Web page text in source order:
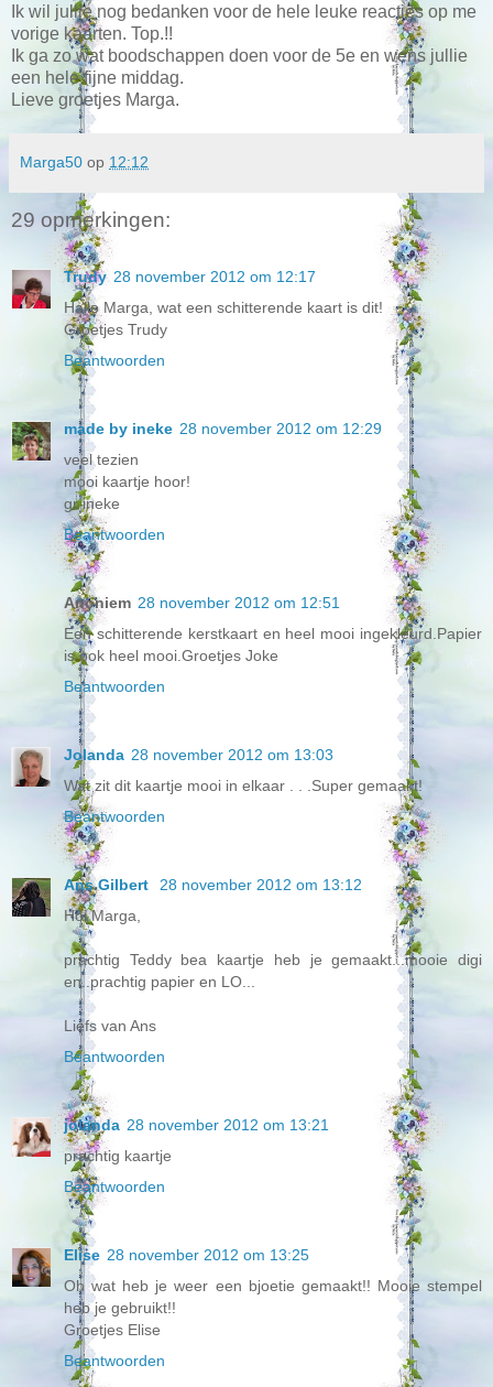
Ik wil jullie nog bedanken voor de hele leuke reacties op me
vorige kaarten. Top.!!
Ik ga zo wat boodschappen doen voor de 5e en wens jullie
een hele fijne middag.
Lieve groetjes Marga.
Marga50 op 12:12
29 opmerkingen:
Trudy 28 november 2012 om 12:17
Hallo Marga, wat een schitterende kaart is dit!
Groetjes Trudy
Beantwoorden
made by ineke 28 november 2012 om 12:29
veel tezien
mooi kaartje hoor!
gr ineke
Beantwoorden
Anoniem 28 november 2012 om 12:51
Een schitterende kerstkaart en heel mooi ingekleurd.Papier
is ook heel mooi.Groetjes Joke
Beantwoorden
Jolanda 28 november 2012 om 13:03
Wat zit dit kaartje mooi in elkaar . . .Super gemaakt!
Beantwoorden
Ans Gilbert
28 november 2012 om 13:12
Hoi Marga,
prachtig Teddy bea kaartje heb je gemaakt...mooie digi
en..prachtig papier en LO...
Liefs van Ans
Beantwoorden
jolanda 28 november 2012 om 13:21
prachtig kaartje
Beantwoorden
Elise 28 november 2012 om 13:25
Oh wat heb je weer een bjoetie gemaakt!! Mooie stempel
heb je gebruikt!!
Groetjes Elise
Beantwoorden